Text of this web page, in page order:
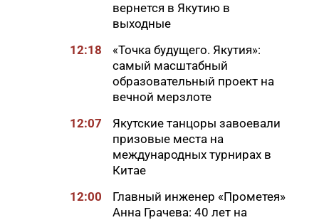
вернется в Якутию в
выходные
12:18
«Точка будущего. Якутия»:
самый масштабный
образовательный проект на
вечной мерзлоте
12:07
Якутские танцоры завоевали
призовые места на
международных турнирах в
Китае
12:00
Главный инженер «Прометея»
Анна Грачева: 40 лет на